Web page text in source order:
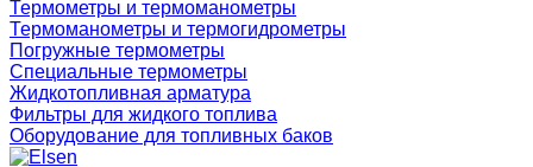
Термометры и термоманометры
Термоманометры и термогидрометры
Погружные термометры
Специальные термометры
Жидкотопливная арматура
Фильтры для жидкого топлива
Оборудование для топливных баков